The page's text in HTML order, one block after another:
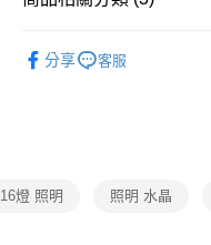
先享後付繳納相關費用。
交易，需依本服務之必要範圍
分享 客服
16燈 照明 照明 水晶